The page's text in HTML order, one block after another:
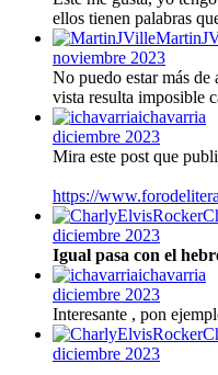
ellos tienen palabras
noviembre 2023
No puedo estar más
vista resulta imposible
ichavarria
diciembre 2023
Mira este post que
https://
diciembre 2023
Igual pasa con el
ichavarria
diciembre 2023
Interesante , pon
diciembre 2023